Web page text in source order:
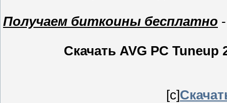
Получаем биткоины бесплатно
Скачать AVG PC Tuneup
[c]